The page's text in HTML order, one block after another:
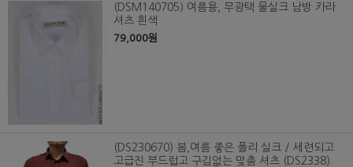
(DSM140705) 여름용, 무광택 물실크 남방 카라
셔츠 흰색
79,000원
(DS230670) 봄,여름 좋은 폴리 실크 / 세련되고
고급진 부드럽고 구김없는 맞춤 셔츠 (DS2338)